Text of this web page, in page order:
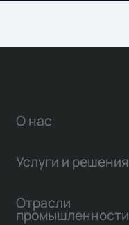
О нас
Услуги и решения
Отрасли
промышленности